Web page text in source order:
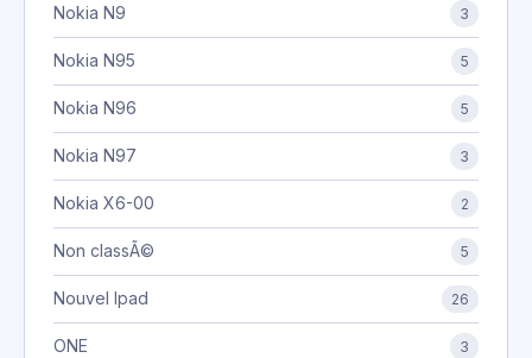
Nokia N9 3
Nokia N95 5
Nokia N96 5
Nokia N97 3
Nokia X6-00 2
Non classÃ© 5
Nouvel Ipad 26
ONE 3